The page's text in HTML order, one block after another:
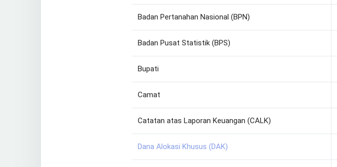
Badan Pertanahan Nasional (BPN)
Badan Pusat Statistik (BPS)
Bupati
Camat
Catatan atas Laporan Keuangan (CALK)
Dana Alokasi Khusus (DAK)